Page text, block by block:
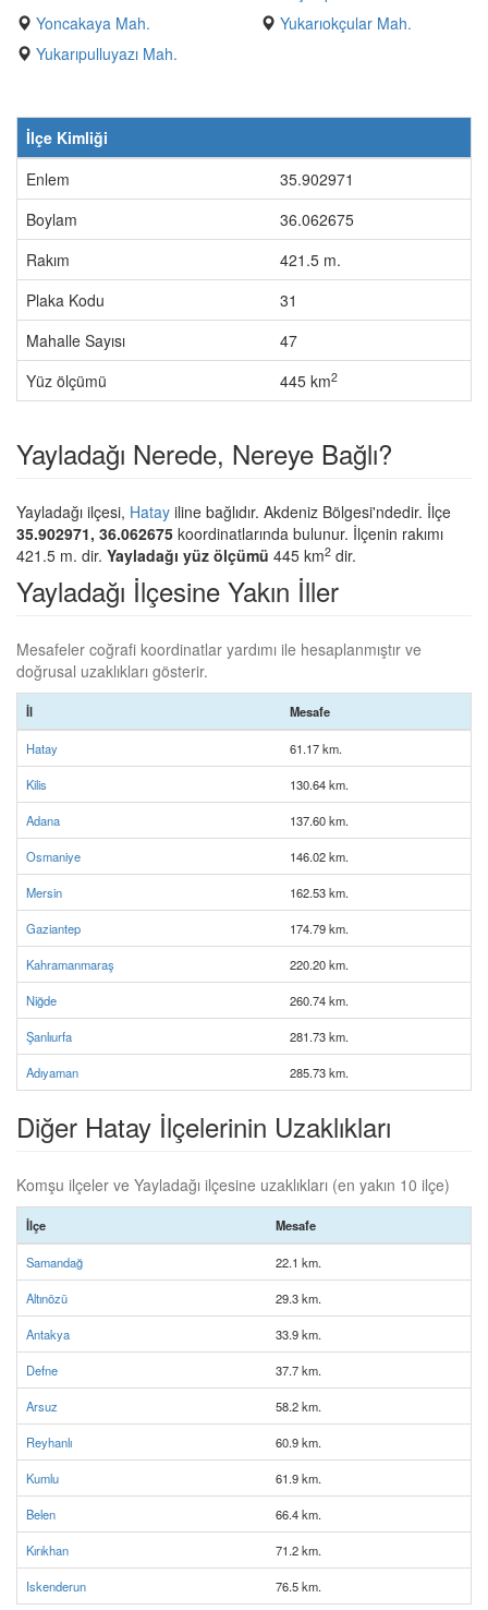
Yoncakaya Mah.
Yukarıokçular Mah.
Yukarıpulluyazı Mah.
İlçe Kimliği
Enlem
35.902971
Boylam
36.062675
Rakım
421.5 m.
Plaka Kodu
31
Mahalle Sayısı
47
Yüz ölçümü
445 km2
Yayladağı Nerede, Nereye Bağlı?
Yayladağı ilçesi, Hatay iline bağlıdır. Akdeniz Bölgesi'ndedir. İlçe
35.902971, 36.062675 koordinatlarında bulunur. İlçenin rakımı
421.5 m. dir. Yayladağı yüz ölçümü 445 km2 dir.
Yayladağı İlçesine Yakın İller
Mesafeler coğrafi koordinatlar yardımı ile hesaplanmıştır ve
doğrusal uzaklıkları gösterir.
İl Mesafe
Hatay 61.17 km.
Kilis 130.64 km.
Adana 137.60 km.
Osmaniye 146.02 km.
Mersin 162.53 km.
Gaziantep 174.79 km.
Kahramanmaraş 220.20 km.
Niğde 260.74 km.
Şanlıurfa 281.73 km.
Adıyaman 285.73 km.
Diğer Hatay İlçelerinin Uzaklıkları
Komşu ilçeler ve Yayladağı ilçesine uzaklıkları (en yakın 10 ilçe)
İlçe Mesafe
Samandağ 22.1 km.
Altınözü 29.3 km.
Antakya 33.9 km.
Defne 37.7 km.
Arsuz 58.2 km.
Reyhanlı 60.9 km.
Kumlu 61.9 km.
Belen 66.4 km.
Kırıkhan 71.2 km.
Iskenderun 76.5 km.